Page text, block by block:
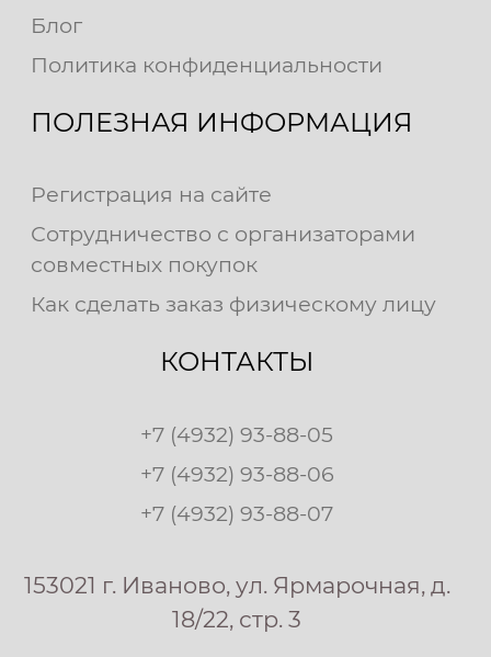
Блог
Политика конфиденциальности
ПОЛЕЗНАЯ ИНФОРМАЦИЯ
Регистрация на сайте
Сотрудничество с организаторами
совместных покупок
Как сделать заказ физическому лицу
КОНТАКТЫ
+7 (4932) 93-88-05
+7 (4932) 93-88-06
+7 (4932) 93-88-07
153021 г. Иваново, ул. Ярмарочная, д.
18/22, стр. 3